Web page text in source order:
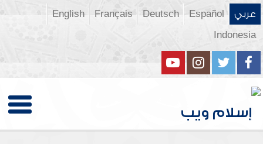
عربي Español
Deutsch
Français
English
Indonesia